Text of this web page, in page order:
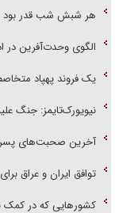
هر شبش شب قدر بود
الگوی وحدت‌آفرین
یک فروند پهپاد
نیویورک‌تایمز: جنگ
آخرین صحبت‌های
توافق ایران و عراق
کشور‌هایی که در کمک